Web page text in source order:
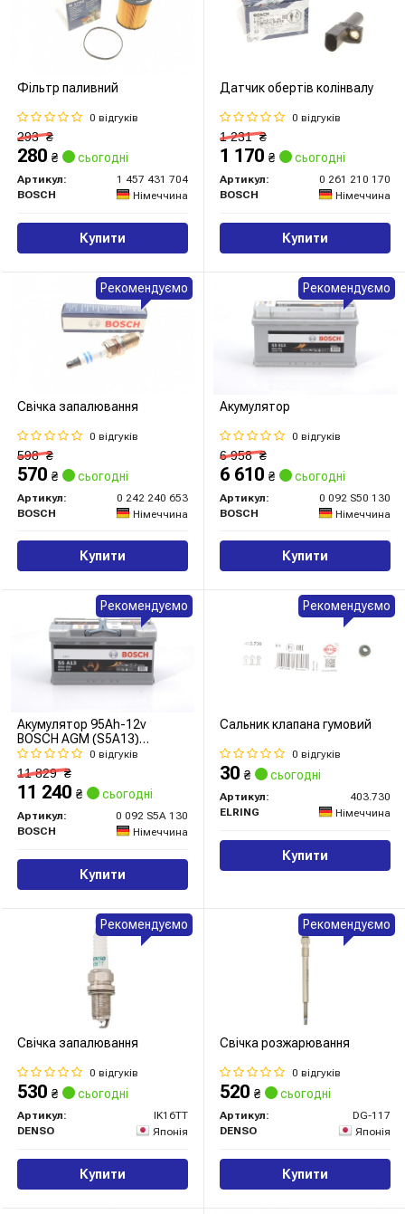
Фільтр паливний
0 відгуків
293₴
280 ₴ сьогодні
Артикул:
1 457 431 704
BOSCH
Німеччина
Купити
Датчик обертів колінвалу
0 відгуків
1 231₴
1 170 ₴ сьогодні
Артикул:
0 261 210 170
BOSCH
Німеччина
Купити
Свічка запалювання
0 відгуків
598₴
570 ₴ сьогодні
Артикул:
0 242 240 653
BOSCH
Німеччина
Купити
Рекомендуємо
Акумулятор
0 відгуків
6 958₴
6 610 ₴ сьогодні
Артикул:
0 092 S50 130
BOSCH
Німеччина
Купити
Рекомендуємо
Акумулятор 95Ah-12v
BOSCH AGM (S5A13)
(353x175x190),R,EN850
0 відгуків
11 829₴
11 240 ₴ сьогодні
Артикул:
0 092 S5A 130
BOSCH
Німеччина
Купити
Рекомендуємо
Сальник клапана гумовий
0 відгуків
30 ₴ сьогодні
Артикул:
403.730
ELRING
Німеччина
Купити
Рекомендуємо
Свічка запалювання
0 відгуків
530 ₴ сьогодні
Артикул:
IK16TT
DENSO
Японія
Купити
Рекомендуємо
Свічка розжарювання
0 відгуків
520 ₴ сьогодні
Артикул:
DG-117
DENSO
Японія
Купити
Рекомендуємо